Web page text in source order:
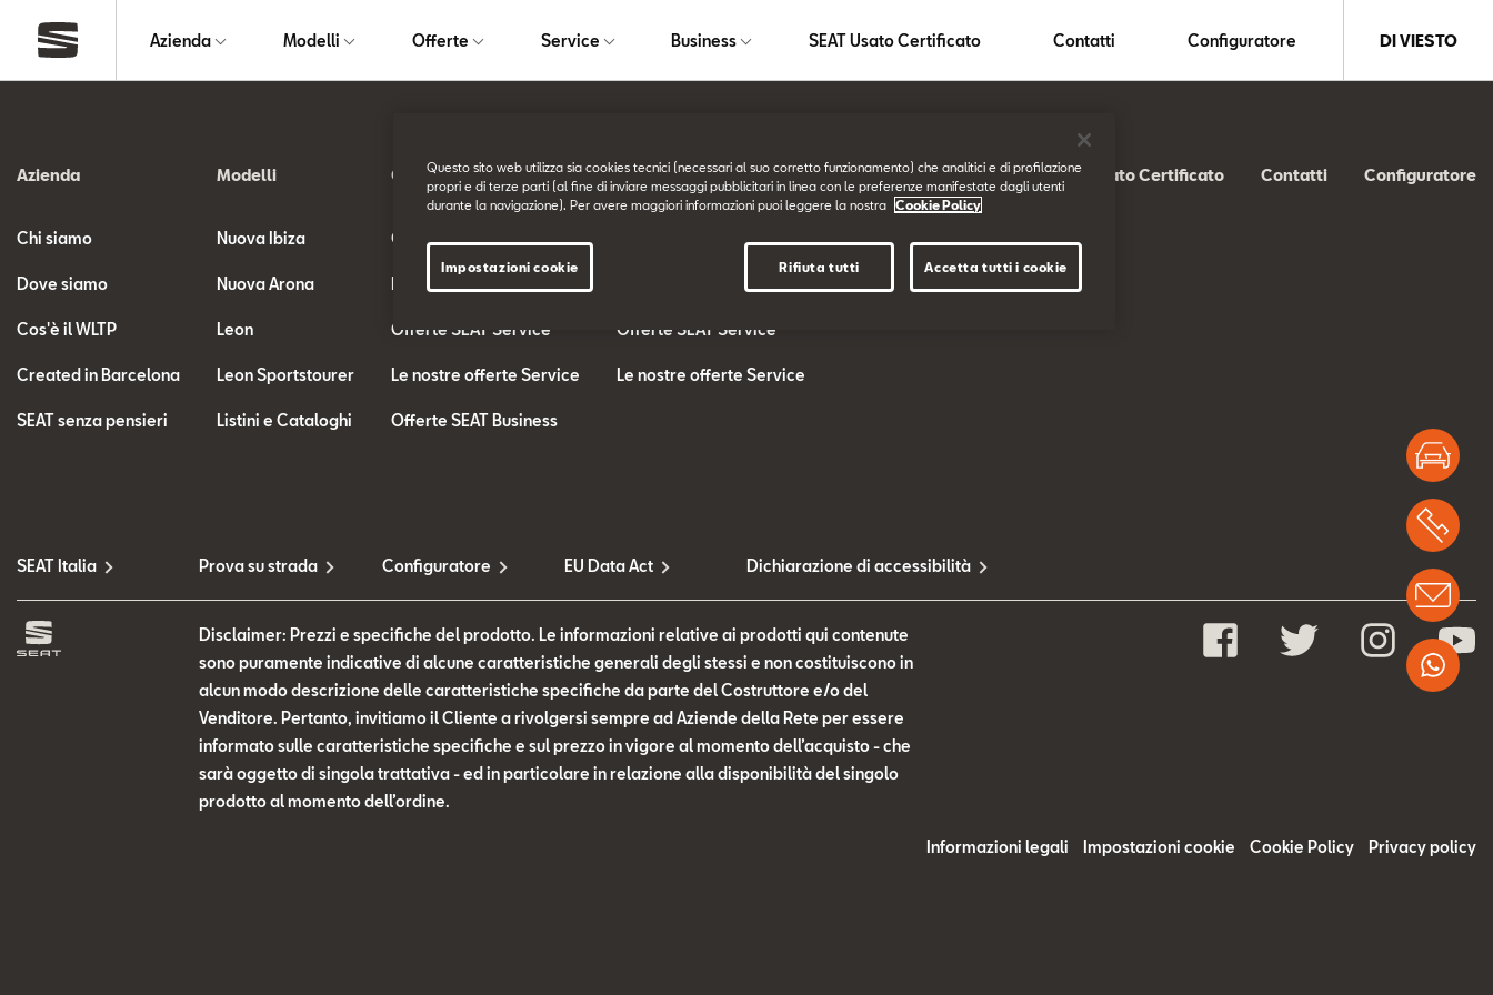
Azienda Modelli Offerte Service Business SEAT Usato Certificato Contatti Configuratore DI VIESTO
Azienda
Chi siamo
Dove siamo
Cos'è il WLTP
Created in Barcelona
SEAT senza pensieri
Modelli
Nuova Ibiza
Nuova Arona
Leon
Leon Sportstourer
Listini e Cataloghi
Offerte
Offerte SEAT
Le nostre offerte
Offerte SEAT Service
Le nostre offerte Service
Offerte SEAT Business
Service
Offerte SEAT Service
Le nostre offerte Service
Business
SEAT for BUSINESS
Offerte SEAT Business
SEAT Usato Certificato Contatti Configuratore
SEAT Italia Prova su strada Configuratore EU Data Act Dichiarazione di accessibilità
Disclaimer: Prezzi e specifiche del prodotto. Le informazioni relative ai prodotti qui contenute
sono puramente indicative di alcune caratteristiche generali degli stessi e non costituiscono in
alcun modo descrizione delle caratteristiche specifiche da parte del Costruttore e/o del
Venditore. Pertanto, invitiamo il Cliente a rivolgersi sempre ad Aziende della Rete per essere
informato sulle caratteristiche specifiche e sul prezzo in vigore al momento dell’acquisto - che
sarà oggetto di singola trattativa - ed in particolare in relazione alla disponibilità del singolo
prodotto al momento dell’ordine.
Informazioni legali Impostazioni cookie Cookie Policy Privacy policy
Questo sito web utilizza sia cookies tecnici (necessari al suo corretto funzionamento) che analitici e di profilazione
propri e di terze parti (al fine di inviare messaggi pubblicitari in linea con le preferenze manifestate dagli utenti
durante la navigazione). Per avere maggiori informazioni puoi leggere la nostra
Cookie Policy
Rifiuta tutti Accetta tutti i cookie
Impostazioni cookie